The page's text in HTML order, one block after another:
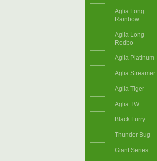
Aglia Long
Rainbow
Aglia Long
Redbo
Aglia Platinum
Aglia Streamer
Aglia Tiger
Aglia TW
Black Furry
Thunder Bug
Giant Series